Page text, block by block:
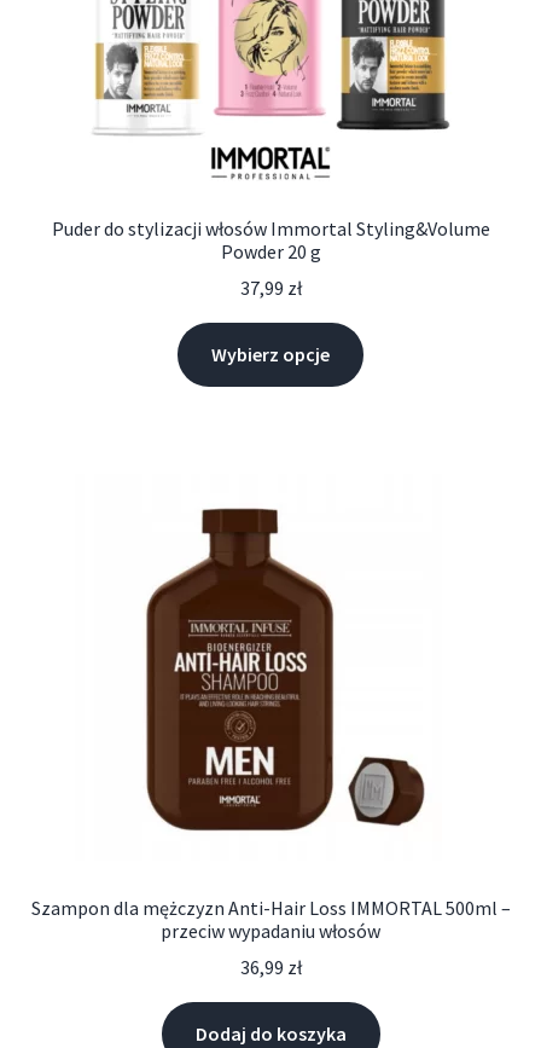
Puder do stylizacji włosów Immortal Styling&Volume
Powder 20 g
37,99 zł
Wybierz opcje
Szampon dla mężczyzn Anti-Hair Loss IMMORTAL 500ml –
przeciw wypadaniu włosów
36,99 zł
Dodaj do koszyka